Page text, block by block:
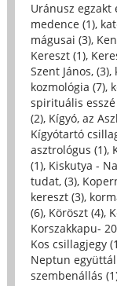
Uránusz egzakt
medence (1),
mágusai (3),
Kereszt (1),
Szent János, (3),
kozmológia (7),
spirituális esszé
(2), Kígyó, az
Kígyótartó
asztrológus (1),
(1), Kiskutya -
tudat, (3),
kereszt (3),
(6), Köröszt (4),
Korszakkapu-
Kos csillagjegy
Neptun
szembenállás